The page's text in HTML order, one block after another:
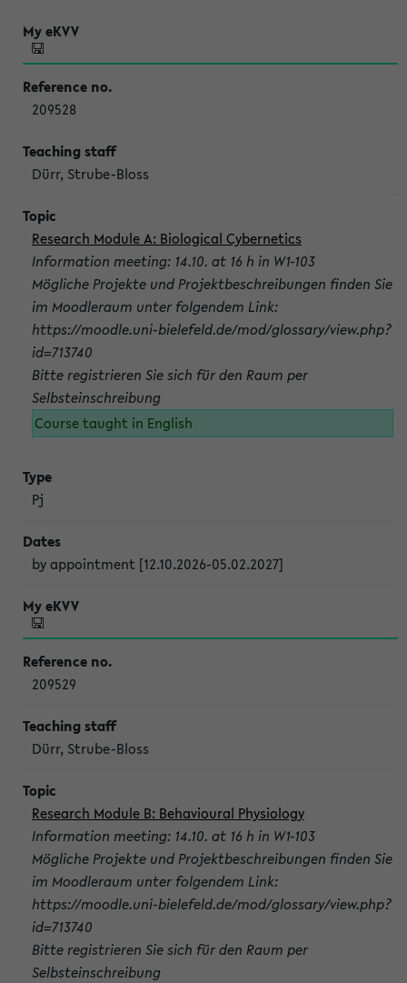
209528
Dürr, Strube-Bloss
Research Module A: Biological Cybernetics
Information meeting: 14.10. at 16 h in W1-103
Mögliche Projekte und Projektbeschreibungen finden Sie
im Moodleraum unter folgendem Link:
https://moodle.uni-bielefeld.de/mod/glossary/view.php?
id=713740
Bitte registrieren Sie sich für den Raum per
Selbsteinschreibung
Course taught in English
Pj
by appointment [12.10.2026-05.02.2027]
209529
Dürr, Strube-Bloss
Research Module B: Behavioural Physiology
Information meeting: 14.10. at 16 h in W1-103
Mögliche Projekte und Projektbeschreibungen finden Sie
im Moodleraum unter folgendem Link:
https://moodle.uni-bielefeld.de/mod/glossary/view.php?
id=713740
Bitte registrieren Sie sich für den Raum per
Selbsteinschreibung